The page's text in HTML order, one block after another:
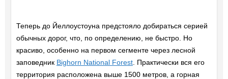
Теперь до Йеллоустоуна предстояло добираться серией
обычных дорог, что, по определению, не быстро. Но
красиво, особенно на первом сегменте через лесной
заповедник Bighorn National Forest. Практически вся его
территория расположена выше 1500 метров, а горная